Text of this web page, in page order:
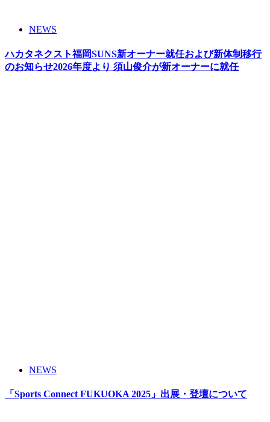
NEWS
ハカタネクスト福岡SUNS新オーナー就任および新体制移行
のお知らせ2026年度より 須山俊介が新オーナーに就任
NEWS
「Sports Connect FUKUOKA 2025」出展・登壇について